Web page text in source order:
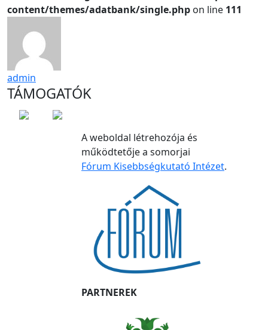
content/themes/adatbank/single.php on line 111
admin
TÁMOGATÓK
A weboldal létrehozója és
működtetője a somorjai
Fórum Kisebbségkutató Intézet.
PARTNEREK